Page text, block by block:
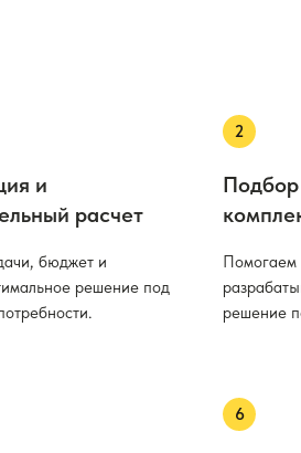
и
расчет
бюджет и
решение под
Помогаем
решение